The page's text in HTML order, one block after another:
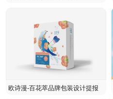
欧诗漫-百花萃品牌包装设计提报